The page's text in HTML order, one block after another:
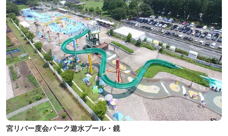
宮リバー度会パーク遊水プール・鏡